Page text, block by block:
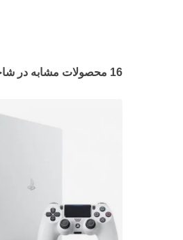
16 محصولات مشابه در شاخه های مختلف: